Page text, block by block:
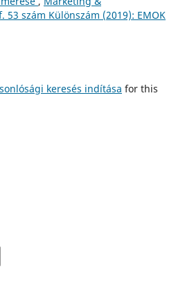
53 szám Különszám (2019): EMOK
keresés indítása for this